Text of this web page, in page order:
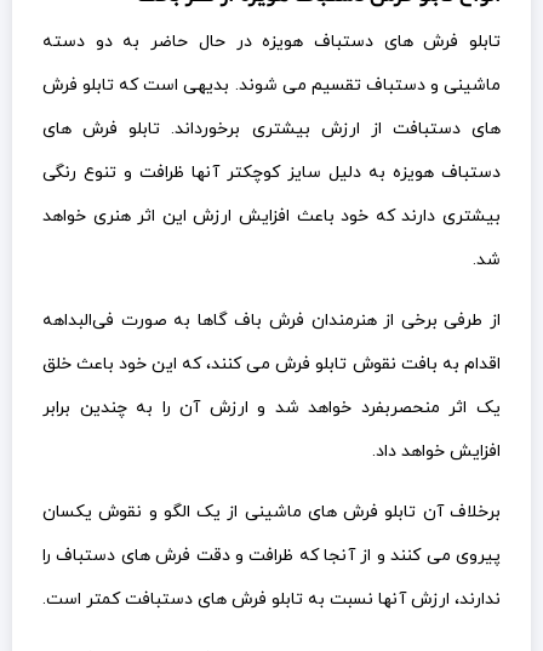
تابلو فرش های دستباف هویزه در حال حاضر به دو دسته
ماشینی و دستباف تقسیم می شوند. بدیهی است که تابلو فرش
های دستبافت از ارزش بیشتری برخورداند. تابلو فرش های
دستباف هویزه به دلیل سایز کوچکتر آنها ظرافت و تنوع رنگی
بیشتری دارند که خود باعث افزایش ارزش این اثر هنری خواهد
شد.
از طرفی برخی از هنرمندان فرش باف گاها به صورت فی‌البداهه
اقدام به بافت نقوش تابلو فرش می کنند، که این خود باعث خلق
یک اثر منحصربفرد خواهد شد و ارزش آن را به چندین برابر
افزایش خواهد داد.
برخلاف آن تابلو فرش های ماشینی از یک الگو و نقوش یکسان
پیروی می کنند و از آنجا که ظرافت و دقت فرش های دستباف را
ندارند، ارزش آنها نسبت به تابلو فرش های دستبافت کمتر است.